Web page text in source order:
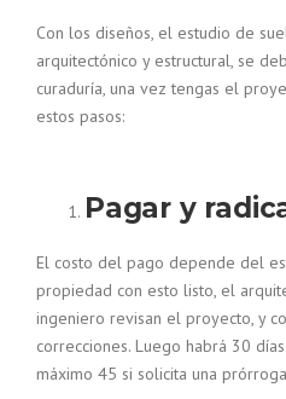
Con los diseños, el estudio de
arquitectónico y estructural, se
curaduría, una vez tengas el
estos pasos:
Pagar y
El costo del pago depende del
propiedad con esto listo, el
ingeniero revisan el proyecto, y
correcciones. Luego habrá 30
máximo 45 si solicita una